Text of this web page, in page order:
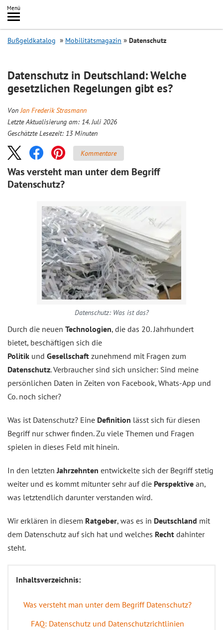
Inhalt
springen
Menü
Search
Bußgeldkatalog Mobilitätsmagazin Datenschutz
Datenschutz in Deutschland: Welche
gesetzlichen Regelungen gibt es?
VonJan Frederik Strasmann
Letzte Aktualisierung am: 14. Juli 2026
Geschätzte Lesezeit: 13 Minuten
Kommentare
Was versteht man unter dem Begriff
Datenschutz?
Datenschutz: Was ist das?
Durch die neuen Technologien, die das 20. Jahrhundert
bietet, beschäftigen sich die
Politik und Gesellschaft zunehmend mit Fragen zum
Datenschutz. Verbraucher sind sich unsicher: Sind meine
persönlichen Daten in Zeiten von Facebook, Whats-App und
Co. noch sicher?
Was ist Datenschutz? Eine Definition lässt sich für diesen
Begriff nur schwer finden. Zu viele Themen und Fragen
spielen in dieses Feld mit hinein.
In den letztenJahrzehnten entwickelte sich der Begriff stetig
weiter und es kommt mitunter sehr auf die Perspektive an,
was letztendlich darunter verstanden wird.
Wir erklären in diesem Ratgeber, was es in Deutschland mit
dem Datenschutz auf sich hat und welches Recht dahinter
steht.
Inhaltsverzeichnis:
Was versteht man unter dem Begriff Datenschutz?
FAQ: Datenschutz und Datenschutzrichtlinien